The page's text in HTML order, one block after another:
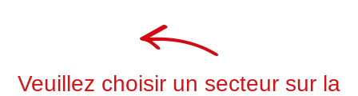
Veuillez choisir un secteur sur la